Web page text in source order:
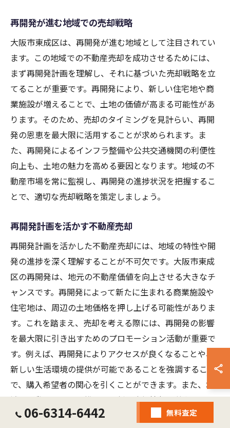
再開発が進む地域での売却戦略
大阪市東成区は、再開発が進む地域として注目されてい
ます。この地域での不動産売却を成功させるためには、
まず再開発計画を理解し、それに基づいた売却戦略を立
てることが重要です。再開発により、新しい住宅地や商
業施設が増えることで、土地の価値が高まる可能性があ
ります。そのため、売却のタイミングを見計らい、再開
発の恩恵を最大限に活用することが求められます。ま
た、再開発によるインフラ整備や公共交通機関の利便性
向上も、土地の魅力を高める要因となります。地域の不
動産市場を常に監視し、再開発の進捗状況を把握するこ
とで、適切な売却戦略を策定しましょう。
再開発計画を活かす不動産売却
再開発計画を活かした不動産売却には、地域の特性や開
発の進捗を深く理解することが不可欠です。大阪市東成
区の再開発は、地元の不動産価値を向上させる大きなチ
ャンスです。再開発によって新たに生まれる商業施設や
住宅地は、周辺の土地価格を押し上げる可能性がありま
す。これを踏まえ、売却を考える際には、再開発の影響
を最大限に引き出すためのプロモーション活動が重要で
す。例えば、再開発によりアクセスが良くなることや、
新しい生活環境の提供が可能であることを強調すること
で、購入希望者の関心を引くことができます。また、地
域の不動産業者と連携し、最新の市場情報を共有するこ
とで、より効果的な売却戦略を実現しましょう。
06-6314-6442 無料査定